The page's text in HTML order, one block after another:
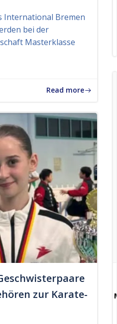
International Bremen
bei der
Masterklasse
Read more
zur Karate-